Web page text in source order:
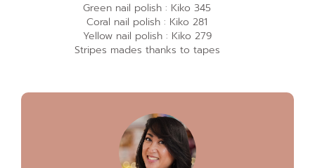
Green nail polish : Kiko 345
Coral nail polish : Kiko 281
Yellow nail polish : Kiko 279
Stripes mades thanks to tapes